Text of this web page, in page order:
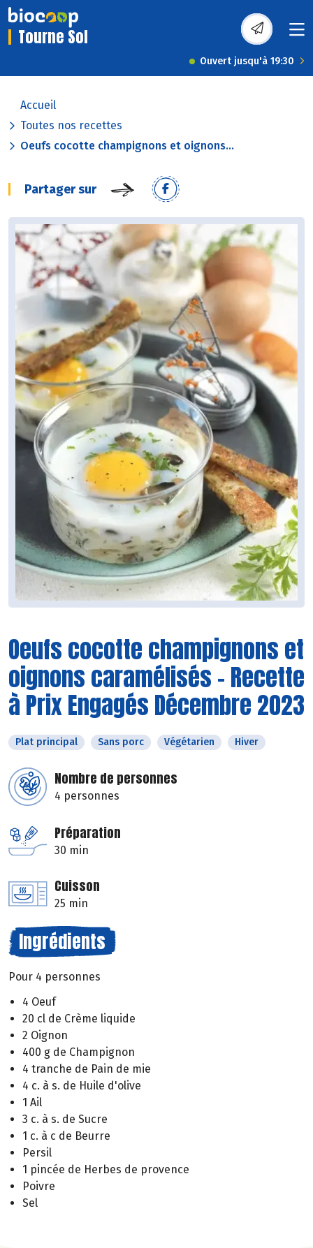
Tourne Sol
Ouvert jusqu'à 19:30
Accueil
Toutes nos recettes
Oeufs cocotte champignons et oignons...
Partager sur
Oeufs cocotte champignons et
oignons caramélisés - Recette
à Prix Engagés Décembre 2023
Plat principal Sans porc Végétarien Hiver
Nombre de personnes
4 personnes
Préparation
30 min
Cuisson
25 min
Ingrédients
Pour 4 personnes
4 Oeuf
20 cl de Crème liquide
2 Oignon
400 g de Champignon
4 tranche de Pain de mie
4 c. à s. de Huile d'olive
1 Ail
3 c. à s. de Sucre
1 c. à c de Beurre
Persil
1 pincée de Herbes de provence
Poivre
Sel